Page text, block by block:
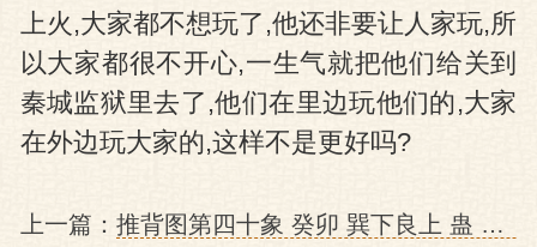
上火,大家都不想玩了,他还非要让人家玩,所
以大家都很不开心,一生气就把他们给关到
秦城监狱里去了,他们在里边玩他们的,大家
在外边玩大家的,这样不是更好吗?
上一篇： 推背图第四十象 癸卯 巽下良上 蛊 中华人民共和国建国及两岸关系的预言